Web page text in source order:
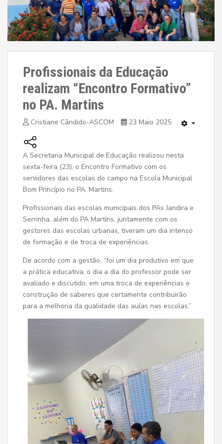
Profissionais da Educação
realizam “Encontro Formativo”
no PA. Martins
Cristiane Cândido-ASCOM 23 Maio 2025
A Secretaria Municipal de Educação realizou nesta
sexta-feira (23), o Encontro Formativo com os
servidores das escolas do campo na Escola Municipal
Bom Princípio no PA. Martins.
Profissionais das escolas municipais dos PAs Jandira e
Serrinha, além do PA Martins, juntamente com os
gestores das escolas urbanas, tiveram um dia intenso
de formação e de troca de experiências.
De acordo com a gestão, “foi um dia produtivo em que
a prática educativa, o dia a dia do professor pode ser
avaliado e discutido, em uma troca de experiências e
construção de saberes que certamente contribuirão
para a melhoria da qualidade das aulas nas escolas.”